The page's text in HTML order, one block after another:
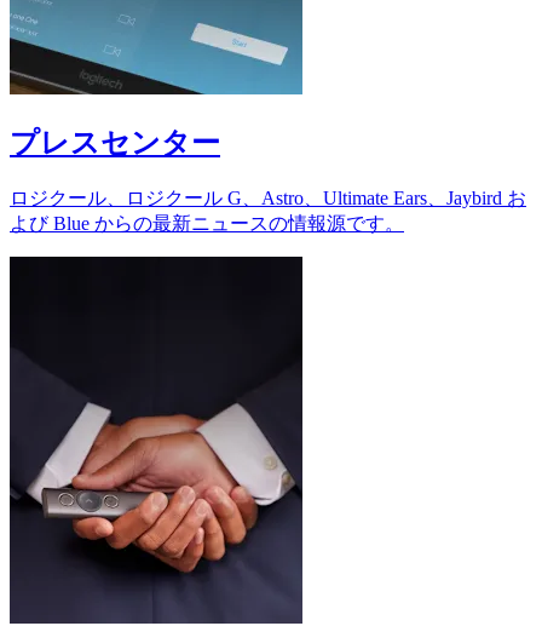
プレスセンター
ロジクール、ロジクール G、Astro、Ultimate Ears、Jaybird お
よび Blue からの最新ニュースの情報源です。